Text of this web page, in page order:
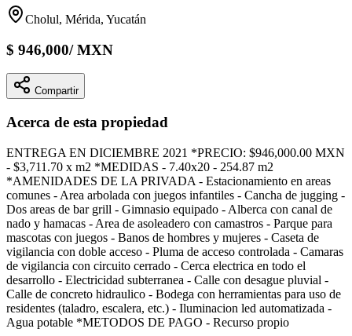
Cholul, Mérida, Yucatán
$ 946,000/MXN
Compartir
Acerca de esta propiedad
ENTREGA EN DICIEMBRE 2021 *PRECIO: $946,000.00 MXN
- $3,711.70 x m2 *MEDIDAS - 7.40x20 - 254.87 m2
*AMENIDADES DE LA PRIVADA - Estacionamiento en areas
comunes - Area arbolada con juegos infantiles - Cancha de jugging -
Dos areas de bar grill - Gimnasio equipado - Alberca con canal de
nado y hamacas - Area de asoleadero con camastros - Parque para
mascotas con juegos - Banos de hombres y mujeres - Caseta de
vigilancia con doble acceso - Pluma de acceso controlada - Camaras
de vigilancia con circuito cerrado - Cerca electrica en todo el
desarrollo - Electricidad subterranea - Calle con desague pluvial -
Calle de concreto hidraulico - Bodega con herramientas para uso de
residentes (taladro, escalera, etc.) - Iluminacion led automatizada -
Agua potable *METODOS DE PAGO - Recurso propio